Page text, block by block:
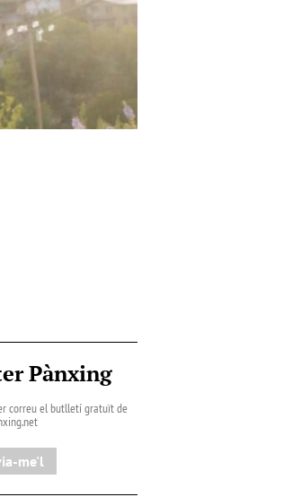
Pànxing
correu el butlletí gratuït de
me'l